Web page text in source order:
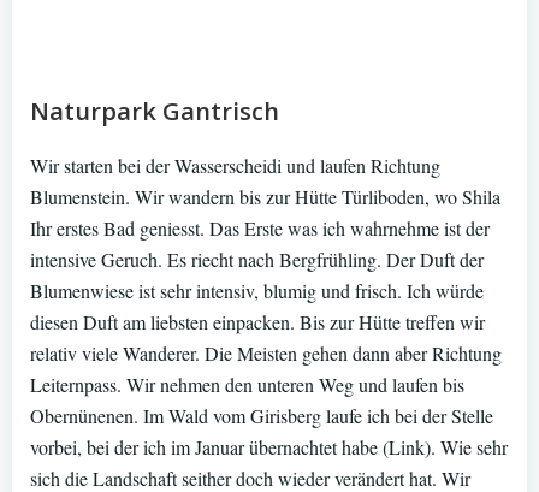
Naturpark Gantrisch
Wir starten bei der Wasserscheidi und laufen Richtung
Blumenstein. Wir wandern bis zur Hütte Türliboden, wo Shila
Ihr erstes Bad geniesst. Das Erste was ich wahrnehme ist der
intensive Geruch. Es riecht nach Bergfrühling. Der Duft der
Blumenwiese ist sehr intensiv, blumig und frisch. Ich würde
diesen Duft am liebsten einpacken. Bis zur Hütte treffen wir
relativ viele Wanderer. Die Meisten gehen dann aber Richtung
Leiternpass. Wir nehmen den unteren Weg und laufen bis
Obernünenen. Im Wald vom Girisberg laufe ich bei der Stelle
vorbei, bei der ich im Januar übernachtet habe (Link). Wie sehr
sich die Landschaft seither doch wieder verändert hat. Wir